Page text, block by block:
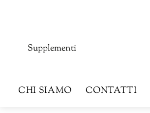
Supplementi
CHI SIAMO CONTATTI